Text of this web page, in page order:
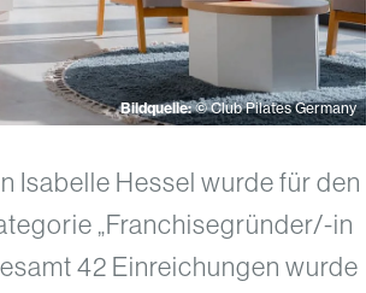
Bildquelle:© Club Pilates Germany
Isabelle Hessel wurde für den
„Franchisegründer/-in
42 Einreichungen wurde